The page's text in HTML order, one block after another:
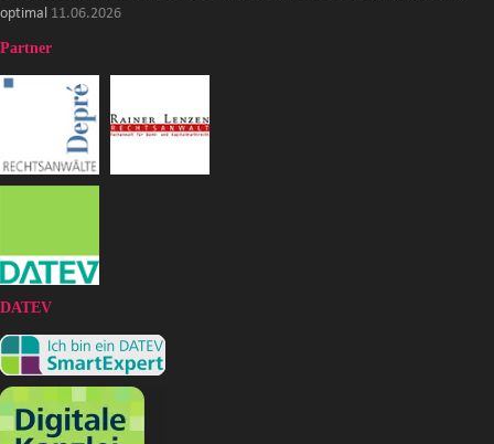
optimal 11.06.2026
Partner
DATEV